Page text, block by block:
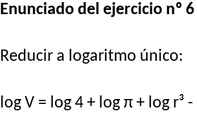
Enunciado del ejercicio nº 6
Reducir a logaritmo único:
log V = log 4 + log π + log r³ -